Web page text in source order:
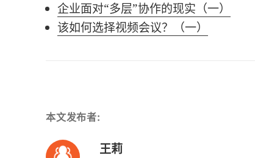
企业面对“多层”协作的现实（一）
该如何选择视频会议？（一）
本文发布者:
王莉